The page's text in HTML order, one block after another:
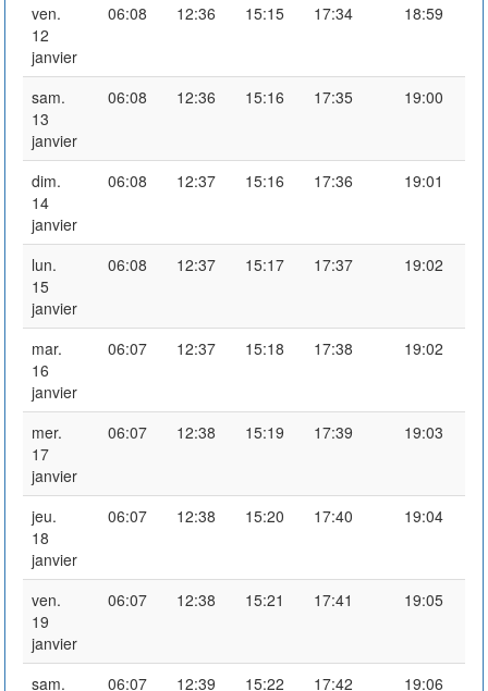
ven.
12
janvier
06:08 12:36 15:15 17:34 18:59
sam.
13
janvier
06:08 12:36 15:16 17:35 19:00
dim.
14
janvier
06:08 12:37 15:16 17:36 19:01
lun.
15
janvier
06:08 12:37 15:17 17:37 19:02
mar.
16
janvier
06:07 12:37 15:18 17:38 19:02
mer.
17
janvier
06:07 12:38 15:19 17:39 19:03
jeu.
18
janvier
06:07 12:38 15:20 17:40 19:04
ven.
19
janvier
06:07 12:38 15:21 17:41 19:05
sam. 06:07 12:39 15:22 17:42 19:06